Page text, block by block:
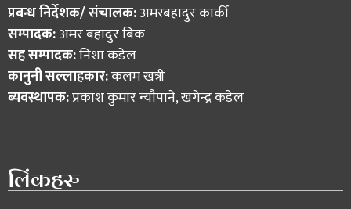
प्रबन्ध निर्देशक/ संचालक:अमरबहादुर कार्की
सम्पादक:अमर बहादुर बिक
सह सम्पादक:निशा कडेल
कानुनी सल्लाहकार:कलम खत्री
ब्यवस्थापक:प्रकाश कुमार न्याैपाने, खगेन्द्र कडेल
लिंकहरु